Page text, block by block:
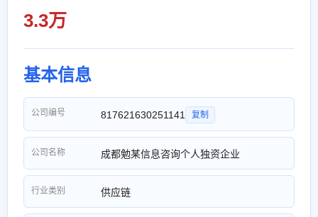
3.3万
基本信息
公司编号 817621630251141 复制
公司名称 成都勉某信息咨询个人独资企业
行业类别 供应链